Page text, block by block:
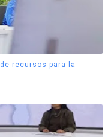
recursos para la